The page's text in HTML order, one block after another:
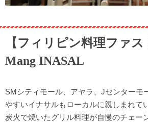
【フィリピン料理ファス
Mang INASAL
SMシティモール、アヤラ、Jセンターモ
やすいイナサルもローカルに親しまれて
炭火で焼いたグリル料理が自慢のチェー